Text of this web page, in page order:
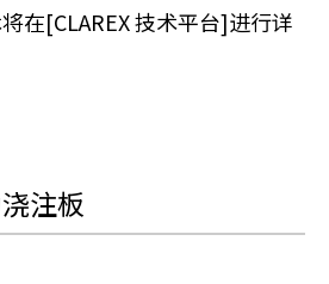
在[CLAREX 技术平台]进行详
注板